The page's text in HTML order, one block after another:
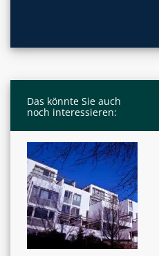
Das könnte Sie auch
noch interessieren: